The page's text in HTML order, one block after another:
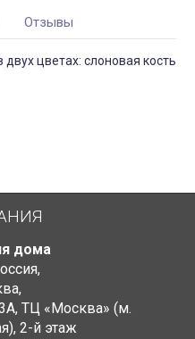
Отзывы
цветах: слоновая кость
дома
,
,
ТЦ «Москва» (м.
, 2-й этаж